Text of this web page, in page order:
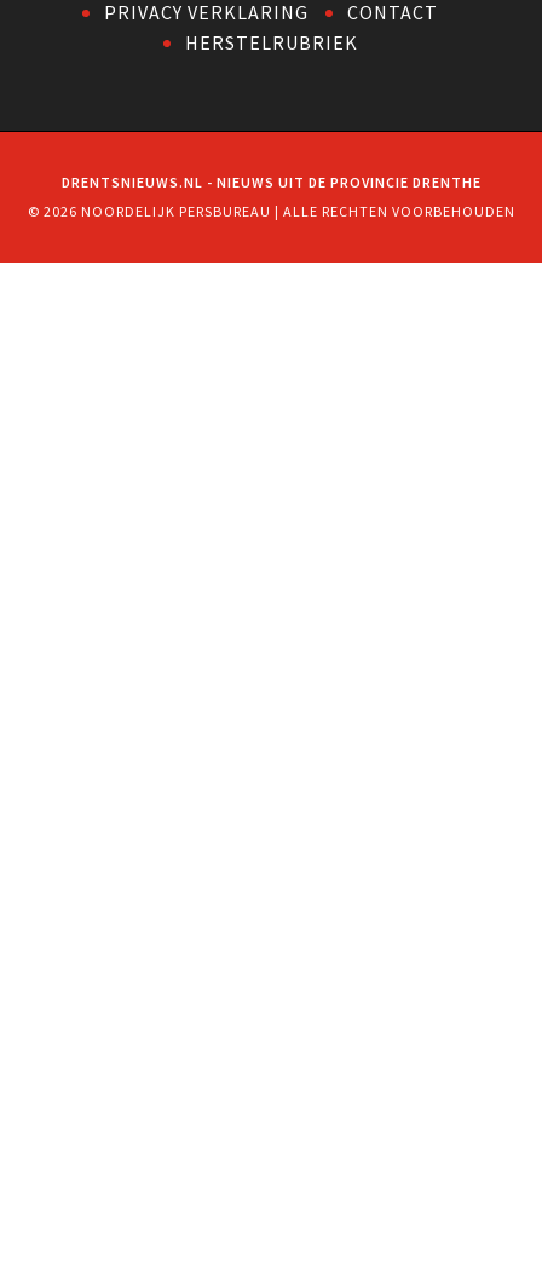
PRIVACY VERKLARING
CONTACT
HERSTELRUBRIEK
DRENTSNIEUWS.NL - NIEUWS UIT DE PROVINCIE DRENTHE
© 2026 NOORDELIJK PERSBUREAU | ALLE RECHTEN VOORBEHOUDEN